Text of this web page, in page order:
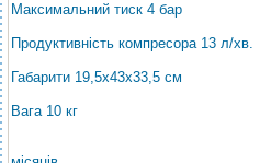
Максимальний тиск 4 бар
Продуктивність компресора 13 л/хв.
Габарити 19,5x43x33,5 см
Вага 10 кг